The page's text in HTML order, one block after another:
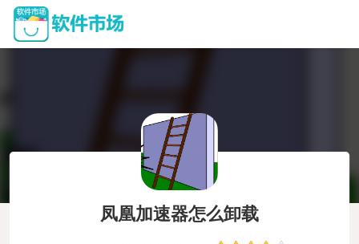
凤凰加速器怎么卸载